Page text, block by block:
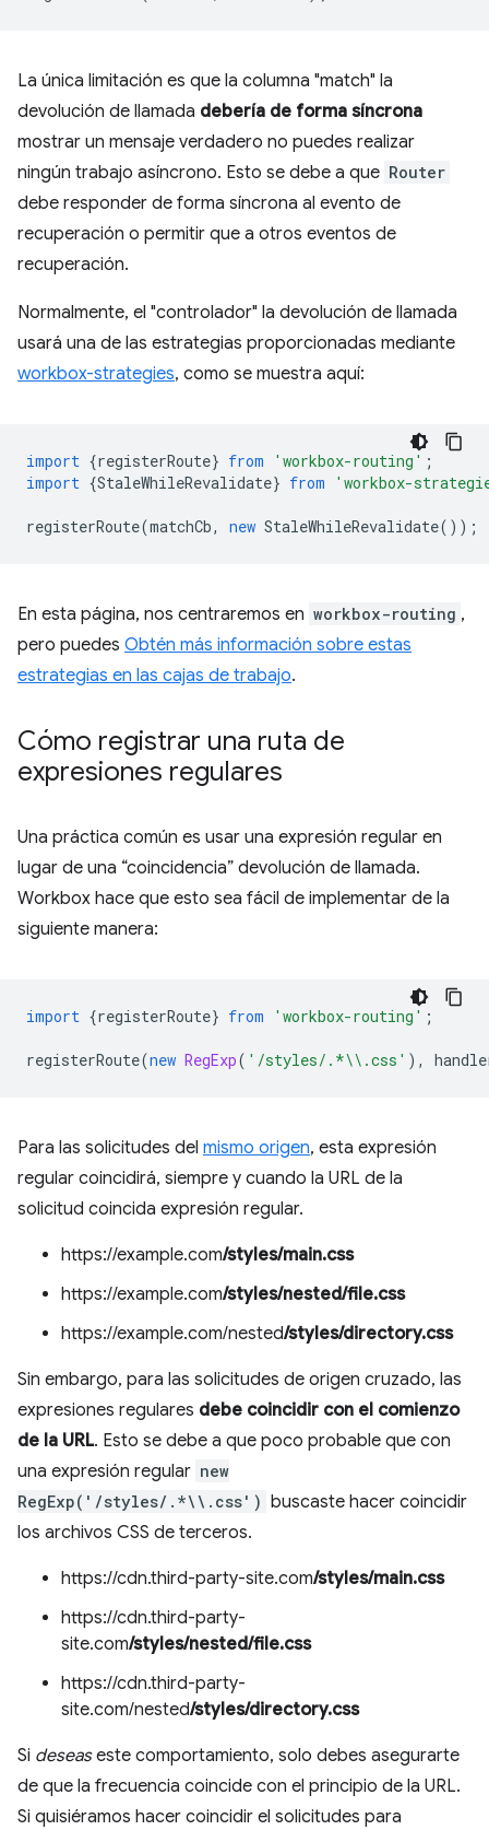
La única limitación es que la columna "match" la
devolución de llamada debería de forma síncrona
mostrar un mensaje verdadero no puedes realizar
ningún trabajo asíncrono. Esto se debe a que Router
debe responder de forma síncrona al evento de
recuperación o permitir que a otros eventos de
recuperación.
Normalmente, el "controlador" la devolución de llamada
usará una de las estrategias proporcionadas mediante
workbox-strategies, como se muestra aquí:
import {registerRoute} from 'workbox-routing' ;
import {StaleWhileRevalidate} from 'workbox-
registerRoute(matchCb, new StaleWhileRevalidate());
En esta página, nos centraremos en workbox-routing ,
pero puedes Obtén más información sobre estas
estrategias en las cajas de trabajo.
Cómo registrar una ruta de
expresiones regulares
Una práctica común es usar una expresión regular en
lugar de una “coincidencia” devolución de llamada.
Workbox hace que esto sea fácil de implementar de la
siguiente manera:
import {registerRoute} from 'workbox-routing' ;
registerRoute(new RegExp( '/styles/.*\\.css' ),
Para las solicitudes del mismo origen, esta expresión
regular coincidirá, siempre y cuando la URL de la
solicitud coincida expresión regular.
https://example.com/styles/main.css
https://example.com/styles/nested/file.css
https://example.com/nested/styles/directory.css
Sin embargo, para las solicitudes de origen cruzado, las
expresiones regulares debe coincidir con el comienzo
de la URL. Esto se debe a que poco probable que con
una expresión regular new
RegExp('/styles/.*\\.css') buscaste hacer coincidir
los archivos CSS de terceros.
https://cdn.third-party-site.com/styles/main.css
https://cdn.third-party-
site.com/styles/nested/file.css
https://cdn.third-party-
site.com/nested/styles/directory.css
Si deseaseste comportamiento, solo debes asegurarte
de que la frecuencia coincide con el principio de la URL.
Si quisiéramos hacer coincidir el solicitudes para